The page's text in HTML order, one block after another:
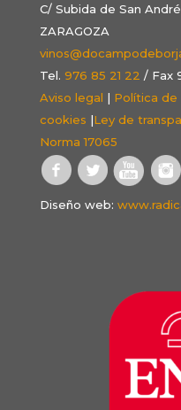
C/ Subida de San
ZARAGOZA
Tel. 976 85 21 22 / Fax
Aviso legal | Política de
cookies |Ley de
Norma 17065
Diseño web: